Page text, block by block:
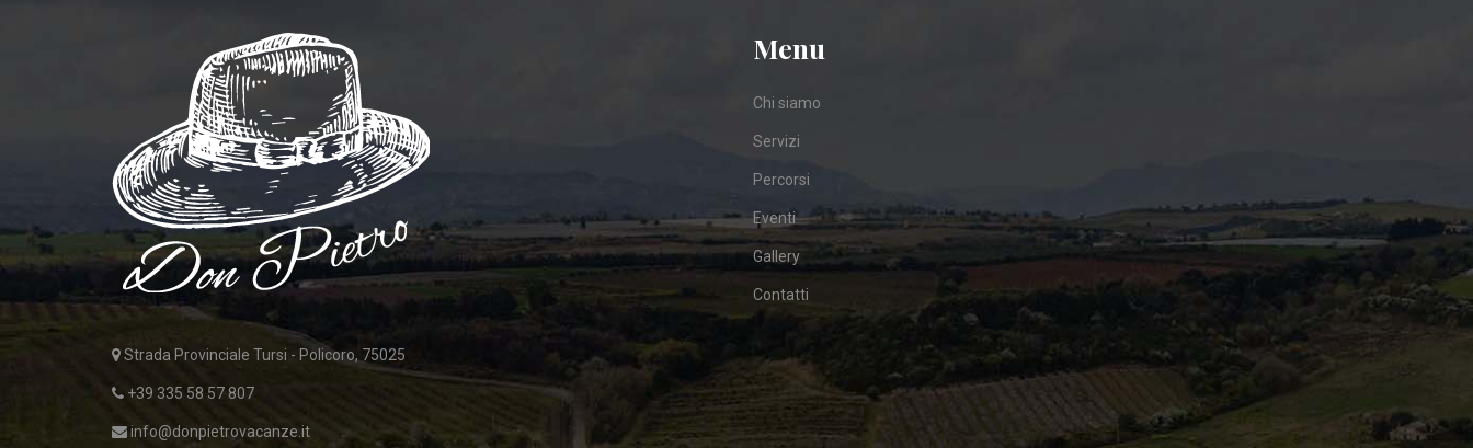
Strada Provinciale Tursi - Policoro, 75025
+39 335 58 57 807
info@donpietrovacanze.it
Menu
Chi siamo
Servizi
Percorsi
Eventi
Gallery
Contatti